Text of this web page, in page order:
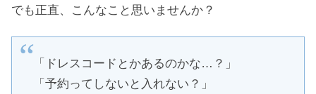
でも正直、こんなこと思いませんか？
「ドレスコードとかあるのかな…？」
「予約ってしないと入れない？」